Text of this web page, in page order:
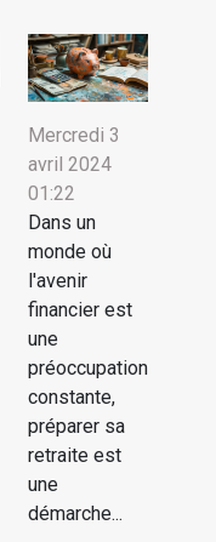
Mercredi 3
avril 2024
01:22
Dans un
monde où
l'avenir
financier est
une
préoccupation
constante,
préparer sa
retraite est
une
démarche...